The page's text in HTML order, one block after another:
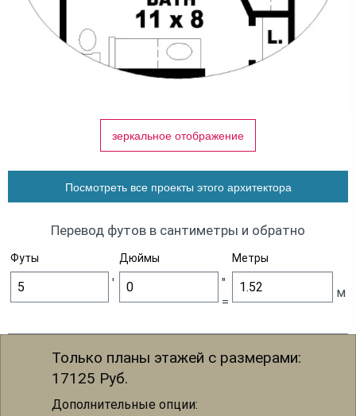
зеркальное отображение
Посмотреть все проекты этого архитектора
Перевод футов в сантиметры и обратно
Футы Дюймы Метры
'
"
=
м
Только планы этажей с размерами:
17125 Руб.
Дополнительные опции: